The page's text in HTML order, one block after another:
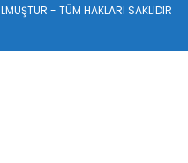
- TÜM HAKLARI SAKLIDIR